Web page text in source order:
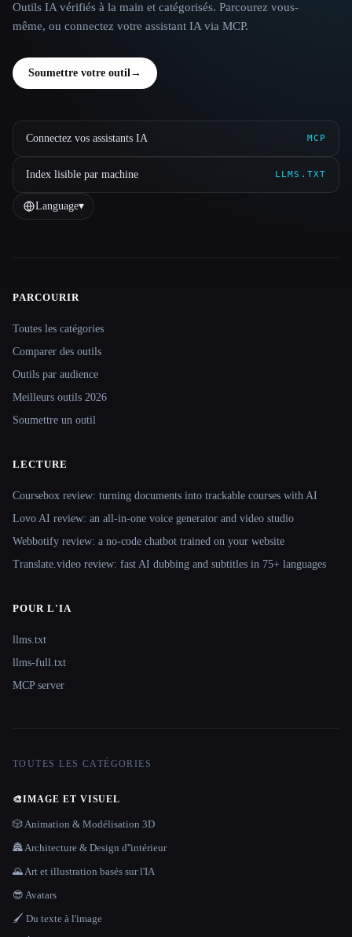
Outils IA vérifiés à la main et catégorisés. Parcourez vous-
même, ou connectez votre assistant IA via MCP.
Soumettre votre outil→
Connectez vos assistants IA MCP
Index lisible par machine LLMS.TXT
Language▾
Site navigation
PARCOURIR
Toutes les catégories
Comparer des outils
Outils par audience
Meilleurs outils 2026
Soumettre un outil
LECTURE
Coursebox review: turning documents into trackable courses with AI
Lovo AI review: an all-in-one voice generator and video studio
Webbotify review: a no-code chatbot trained on your website
Translate.video review: fast AI dubbing and subtitles in 75+ languages
POUR L'IA
llms.txt
llms-full.txt
MCP server
TOUTES LES CATÉGORIES
🎨IMAGE ET VISUEL
🎲 Animation & Modélisation 3D
🏯 Architecture & Design d''intérieur
🌄 Art et illustration basés sur l'IA
😎 Avatars
🖌️ Du texte à l'image